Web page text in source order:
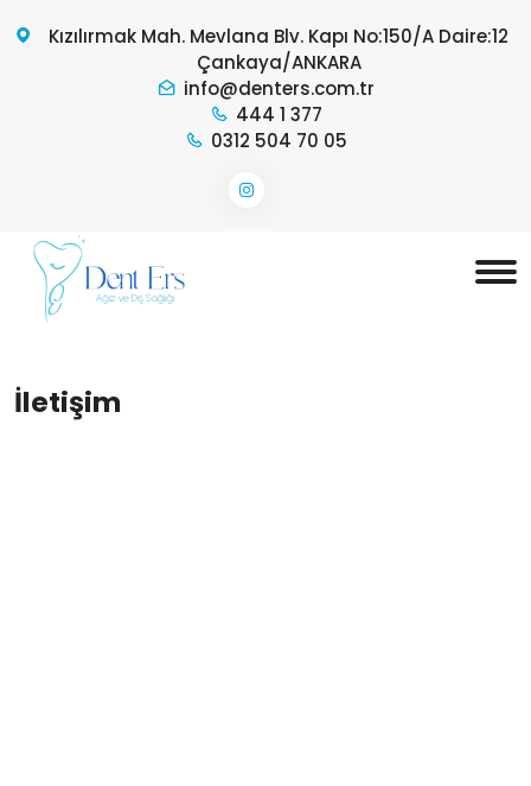
Kızılırmak Mah. Mevlana Blv. Kapı No:150/A Daire:12
Çankaya/ANKARA
info@denters.com.tr
444 1 377
0312 504 70 05
İletişim